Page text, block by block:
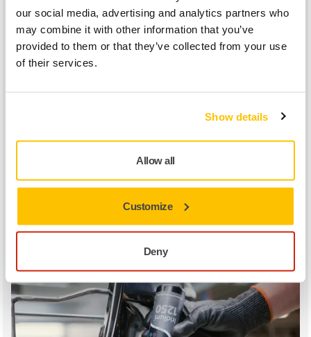
our social media, advertising and analytics partners who
may combine it with other information that you’ve
provided to them or that they’ve collected from your use
of their services.
Show details
Allow all
Customize
Deny
Diese kleinen Schleifblüten für Schleifer liefern
hervorragende Ergebnisse auf Klarlack, Decklack, Gelcoat,
Lacken und Verbundwerkstoffen.
It's time to shine